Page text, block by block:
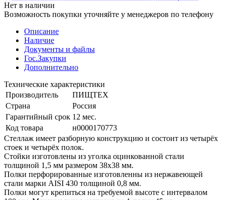
Нет в наличии
Возможность покупки уточняйте у менеджеров по телефону
Описание
Наличие
Документы и файлы
Гос.Закупки
Дополнительно
Технические характеристики
Производитель
ПИЩТЕХ
Страна
Россия
Гарантийный срок 12 мес.
Код товара
н0000170773
Стеллаж имеет разборную конструкцию и состоит из четырёх
стоек и четырёх полок.
Стойки изготовлены из уголка оцинкованной стали
толщиной 1,5 мм размером 38х38 мм.
Полки перфорированные изготовленны из нержавеющей
стали марки AISI 430 толщиной 0,8 мм.
Полки могут крепиться на требуемой высоте с интервалом